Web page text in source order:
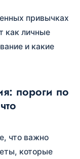
привычках
как личные
и какие
пороги по
что важно
которые